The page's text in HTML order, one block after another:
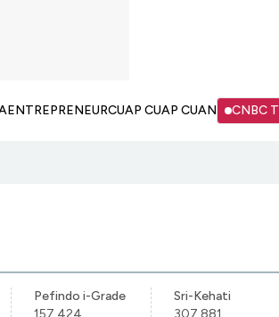
ENTREPRENEURCUAP CUAP CUAN CNBC
Pefindo i-Grade
157.424
Sri-Kehati
307.881